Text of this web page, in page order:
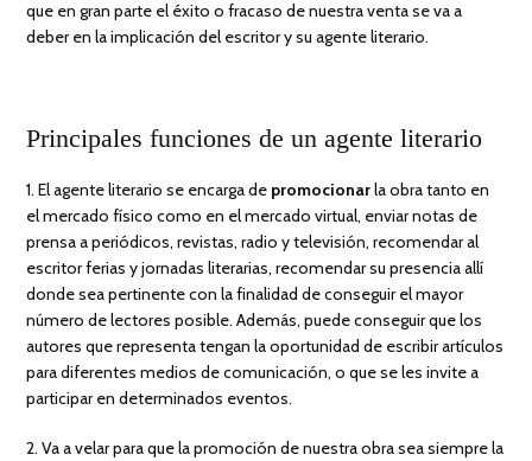
que en gran parte el éxito o fracaso de nuestra venta se va a
deber en la implicación del escritor y su agente literario.
Principales funciones de un agente literario
1. El agente literario se encarga de promocionarla obra tanto en
el mercado físico como en el mercado virtual, enviar notas de
prensa a periódicos, revistas, radio y televisión, recomendar al
escritor ferias y jornadas literarias, recomendar su presencia allí
donde sea pertinente con la finalidad de conseguir el mayor
número de lectores posible. Además, puede conseguir que los
autores que representa tengan la oportunidad de escribir artículos
para diferentes medios de comunicación, o que se les invite a
participar en determinados eventos.
2. Va a velar para que la promoción de nuestra obra sea siempre la